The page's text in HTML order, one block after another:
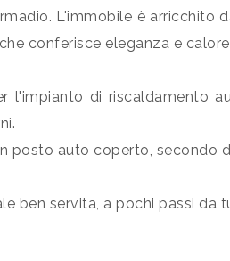
L'immobile è arricchito
conferisce eleganza e
l'impianto di riscaldamento
posto auto coperto, secondo
ben servita, a pochi passi